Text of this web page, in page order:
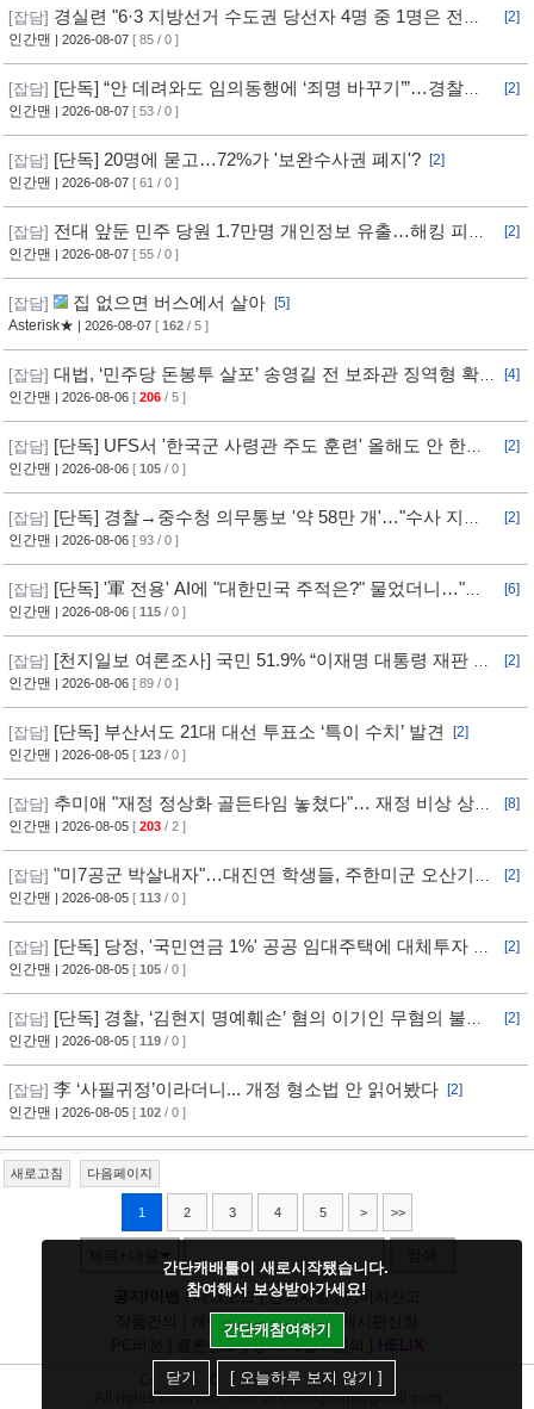
[잡담] 경실련 "6·3 지방선거 수도권 당선자 4명 중 1명은 전과
자"
[2]
인간맨 | 2026-08-07 [ 85 / 0 ]
[잡담] [단독] “안 데려와도 임의동행에 ‘죄명 바꾸기’”…경찰서
조직적 개입?
[2]
인간맨 | 2026-08-07 [ 53 / 0 ]
[잡담] [단독] 20명에 묻고…72%가 '보완수사권 폐지'?
[2]
인간맨 | 2026-08-07 [ 61 / 0 ]
[잡담] 전대 앞둔 민주 당원 1.7만명 개인정보 유출…해킹 피해
11개월 동안 몰랐다
[2]
인간맨 | 2026-08-07 [ 55 / 0 ]
[잡담] 집 없으면 버스에서 살아
[5]
Asterisk★ | 2026-08-07 [ 162 / 5 ]
[잡담] 대법, ‘민주당 돈봉투 살포’ 송영길 전 보좌관 징역형 확
정
[4]
인간맨 | 2026-08-06 [ 206 / 5 ]
[잡담] [단독] UFS서 '한국군 사령관 주도 훈련' 올해도 안 한
다... 美, 전작권 전환 신중 기류
[2]
인간맨 | 2026-08-06 [ 105 / 0 ]
[잡담] [단독] 경찰→중수청 의무통보 '약 58만 개'…"수사 지연"
반발
[2]
인간맨 | 2026-08-06 [ 93 / 0 ]
[잡담] [단독] '軍 전용' AI에 "대한민국 주적은?" 물었더니…"정
치적 사안이라 답변 제한"
[6]
인간맨 | 2026-08-06 [ 115 / 0 ]
[잡담] [천지일보 여론조사] 국민 51.9% “이재명 대통령 재판 재
개 필요”
[2]
인간맨 | 2026-08-06 [ 89 / 0 ]
[잡담] [단독] 부산서도 21대 대선 투표소 ‘특이 수치’ 발견
[2]
인간맨 | 2026-08-05 [ 123 / 0 ]
[잡담] 추미애 "재정 정상화 골든타임 놓쳤다"… 재정 비상 상황
선언
[8]
인간맨 | 2026-08-05 [ 203 / 2 ]
[잡담] "미7공군 박살내자"…대진연 학생들, 주한미군 오산기지
무단침입 [영상]
[2]
인간맨 | 2026-08-05 [ 113 / 0 ]
[잡담] [단독] 당정, '국민연금 1%' 공공 임대주택에 대체투자 검
토
[2]
인간맨 | 2026-08-05 [ 105 / 0 ]
[잡담] [단독] 경찰, ‘김현지 명예훼손’ 혐의 이기인 무혐의 불송
치
[2]
인간맨 | 2026-08-05 [ 119 / 0 ]
[잡담] 李 ‘사필귀정’이라더니... 개정 형소법 안 읽어봤다
[2]
인간맨 | 2026-08-05 [ 102 / 0 ]
새로고침 다음페이지
1 2 3 4 5 > >>
|다크모드|건의사항|이미지신고
캐릭건의|기타디비|
클론신고|정지/패널티문의 H
X
Copyright
CHUINGCommunications.
All rights reserved. Mail to chuinghelp@gmail.com
간단캐배틀이 새로시작됐습니다.
참여해서 보상받아가세요!
간단캐참여하기
닫기 [ 오늘하루 보지 않기 ]